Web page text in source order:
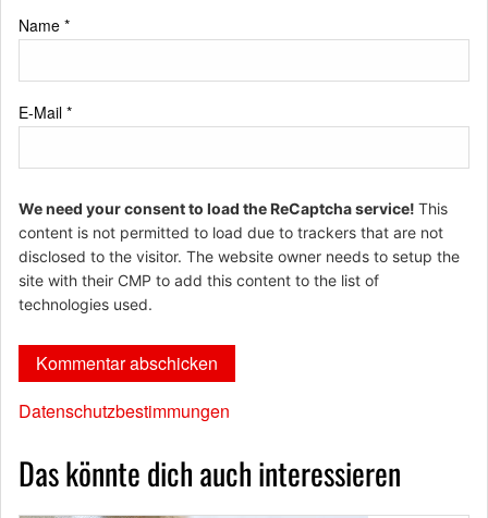
Name *
E-Mail *
We need your consent to load the ReCaptcha service! This
content is not permitted to load due to trackers that are not
disclosed to the visitor. The website owner needs to setup the
site with their CMP to add this content to the list of
technologies used.
Datenschutzbestimmungen
Das könnte dich auch interessieren